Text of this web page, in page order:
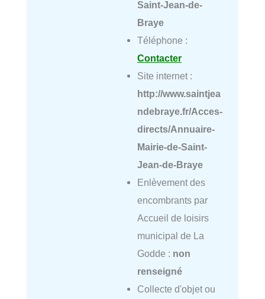
Saint-Jean-de-
Braye
Téléphone :
Contacter
Site internet :
http://www.saintjea
ndebraye.fr/Acces-
directs/Annuaire-
Mairie-de-Saint-
Jean-de-Braye
Enlèvement des
encombrants par
Accueil de loisirs
municipal de La
Godde : non
renseigné
Collecte d'objet ou